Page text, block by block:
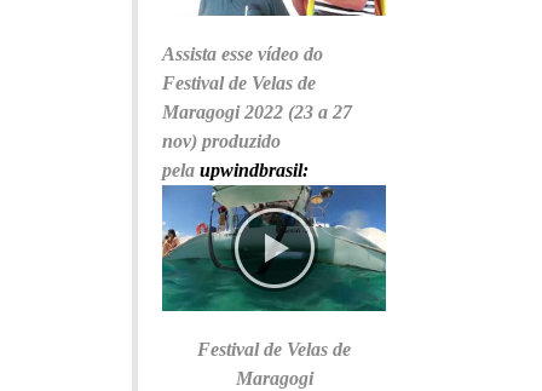
Assista esse vídeo do
Festival de Velas de
Maragogi 2022 (23 a 27
nov) produzido
pela upwindbrasil:
Festival de Velas de
Maragogi